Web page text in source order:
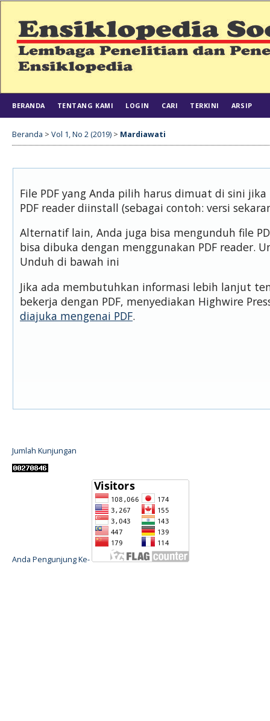
BERANDA TENTANG KAMI LOGIN CARI TERKINI ARSIP
Beranda > Vol 1, No 2 (2019) > Mardiawati
File PDF yang Anda pilih harus dimuat di sini
PDF reader diinstall (sebagai contoh: versi
Alternatif lain, Anda juga bisa mengunduh file
bisa dibuka dengan menggunakan PDF reader.
Unduh di bawah ini
Jika ada membutuhkan informasi lebih lanjut
bekerja dengan PDF, menyediakan Highwire
diajuka mengenai PDF.
Jumlah Kunjungan
Anda Pengunjung Ke-